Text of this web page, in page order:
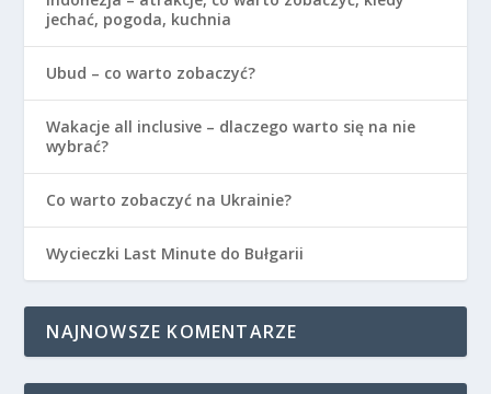
jechać, pogoda, kuchnia
Ubud – co warto zobaczyć?
Wakacje all inclusive – dlaczego warto się na nie
wybrać?
Co warto zobaczyć na Ukrainie?
Wycieczki Last Minute do Bułgarii
NAJNOWSZE KOMENTARZE